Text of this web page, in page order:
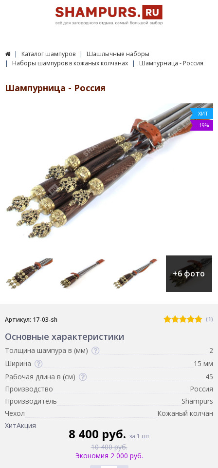
Каталог шампуров
Шашлычные наборы
Наборы шампуров в кожаных колчанах
Шампурница - Россия
Шампурница - Россия
ХИТ
-19%
+6 фото
Артикул: 17-03-sh (1)
Основные характеристики
Толщина шампура в (мм)
2
Ширина
15 мм
Рабочая длина в (см)
45
Производство
Россия
Производитель
Shampurs
Чехол
Кожаный колчан
ХитАкция
8 400 руб. за 1 шт
10 400 руб.
Экономия 2 000 руб.